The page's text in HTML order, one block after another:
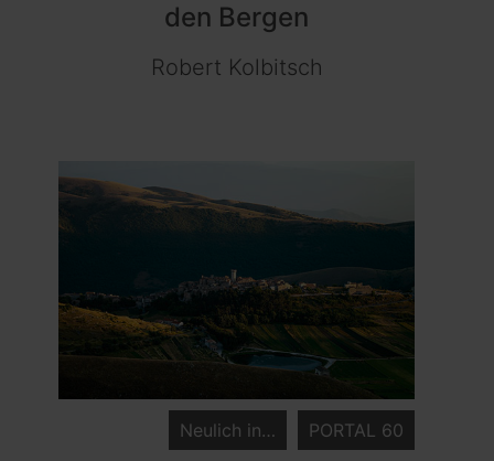
den Bergen
Robert Kolbitsch
PORTAL 60
Neulich in…